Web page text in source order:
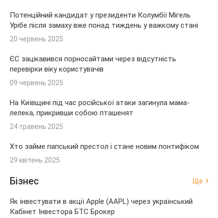
Потенційний кандидат у президенти Колумбії Мігель
Урібе після замаху вже понад тиждень у важкому стані
20 червень 2025
ЄС зацікавився порносайтами через відсутність
перевірки віку користувачів
09 червень 2025
На Київщині під час російської атаки загинула мама-
лелека, прикривши собою пташенят
24 травень 2025
Хто займе папський престол і стане новим понтифіком
29 квітень 2025
Бізнес Ще
Як інвестувати в акції Apple (AAPL) через український
Кабінет Інвестора БТС Брокер